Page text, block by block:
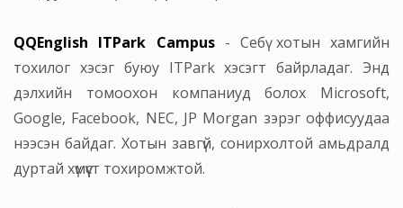
QQEnglish ITPark Campus- Себү хотын хамгийн
тохилог хэсэг буюу ITPark хэсэгт байрладаг. Энд
дэлхийн томоохон компаниуд болох Microsoft,
Google, Facebook, NEC, JP Morgan зэрэг оффисуудаа
нээсэн байдаг. Хотын завгүй, сонирхолтой амьдралд
дуртай хүмүүст тохиромжтой.